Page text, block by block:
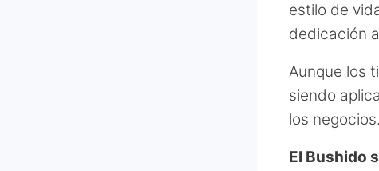
estilo de
dedicación
Aunque los
siendo
los negocios.
El Bushido